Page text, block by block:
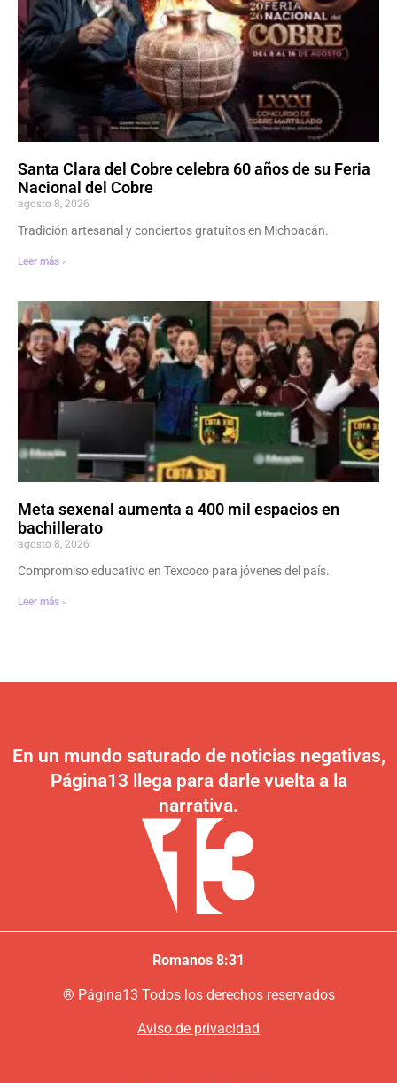
Santa Clara del Cobre celebra 60 años de su Feria
Nacional del Cobre
agosto 8, 2026
Tradición artesanal y conciertos gratuitos en Michoacán.
Leer más ›
Meta sexenal aumenta a 400 mil espacios en
bachillerato
agosto 8, 2026
Compromiso educativo en Texcoco para jóvenes del país.
Leer más ›
En un mundo saturado de noticias negativas,
Página13 llega para darle vuelta a la
narrativa.
Romanos 8:31
® Página13 Todos los derechos reservados
Aviso de privacidad